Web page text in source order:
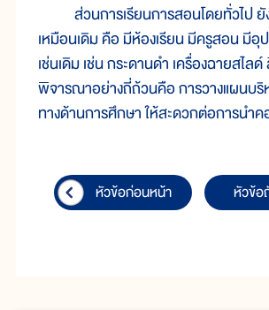
ส่วนการเรียนการสอนโดยทั่วไป
เหมือนเดิม คือ มีห้องเรียน มีครูสอน มี
เช่นเดิม เช่น กระดานดำ เครื่องฉายสไล
พิจารณาอย่างถี่ถ้วนคือ การวางแผนบริ
ทางด้านการศึกษา ให้สะดวกต่อการนำค
หัวข้อก่อนหน้า หัวข้อ